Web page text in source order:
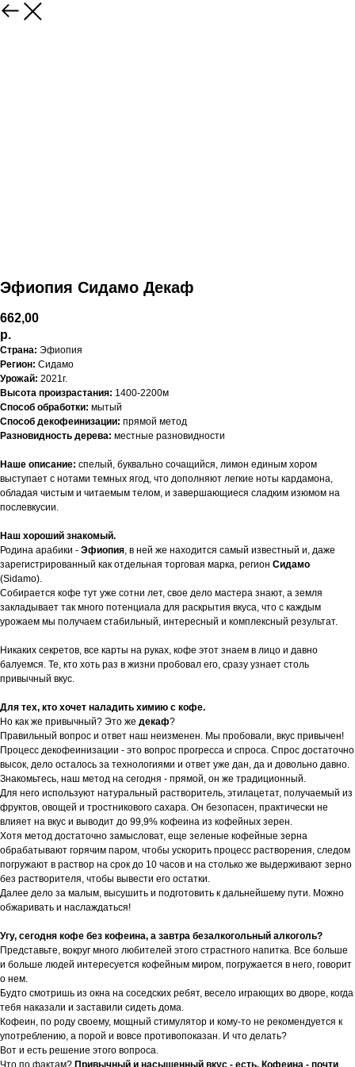
Эфиопия Сидамо Декаф
662,00
р.
Страна: Эфиопия
Регион: Сидамо
Урожай: 2021г.
Высота произрастания: 1400-2200м
Способ обработки: мытый
Способ декофеинизации: прямой метод
Разновидность дерева: местные разновидности
Наше описание: спелый, буквально сочащийся, лимон единым хором
выступает с нотами темных ягод, что дополняют легкие ноты кардамона,
обладая чистым и читаемым телом, и завершающиеся сладким изюмом на
послевкусии.
Наш хороший знакомый.
Родина арабики - Эфиопия , в ней же находится самый известный и, даже
зарегистрированный как отдельная торговая марка, регион Сидамо
(Sidamo).
Собирается кофе тут уже сотни лет, свое дело мастера знают, а земля
закладывает так много потенциала для раскрытия вкуса, что с каждым
урожаем мы получаем стабильный, интересный и комплексный результат.
Никаких секретов, все карты на руках, кофе этот знаем в лицо и давно
балуемся. Те, кто хоть раз в жизни пробовал его, сразу узнает столь
привычный вкус.
Для тех, кто хочет наладить химию с кофе.
Но как же привычный? Это же декаф?
Правильный вопрос и ответ наш неизменен. Мы пробовали, вкус привычен!
Процесс декофеинизации - это вопрос прогресса и спроса. Спрос достаточно
высок, дело осталось за технологиями и ответ уже дан, да и довольно давно.
Знакомьтесь, наш метод на сегодня - прямой, он же традиционный.
Для него используют натуральный растворитель, этилацетат, получаемый из
фруктов, овощей и тростникового сахара. Он безопасен, практически не
влияет на вкус и выводит до 99,9% кофеина из кофейных зерен.
Хотя метод достаточно замысловат, еще зеленые кофейные зерна
обрабатывают горячим паром, чтобы ускорить процесс растворения, следом
погружают в раствор на срок до 10 часов и на столько же выдерживают зерно
без растворителя, чтобы вывести его остатки.
Далее дело за малым, высушить и подготовить к дальнейшему пути. Можно
обжаривать и наслаждаться!
Угу, сегодня кофе без кофеина, а завтра безалкогольный алкоголь?
Представьте, вокруг много любителей этого страстного напитка. Все больше
и больше людей интересуется кофейным миром, погружается в него, говорит
о нем.
Будто смотришь из окна на соседских ребят, весело играющих во дворе, когда
тебя наказали и заставили сидеть дома.
Кофеин, по роду своему, мощный стимулятор и кому-то не рекомендуется к
употреблению, а порой и вовсе противопоказан. И что делать?
Вот и есть решение этого вопроса.
Что по фактам? Привычный и насыщенный вкус - есть. Кофеина - почти